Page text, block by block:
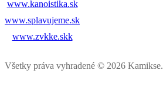
www.kanoistika.sk
www.splavujeme.sk
www.zvkke.skk
Všetky práva vyhradené © 2026 Kamikse.